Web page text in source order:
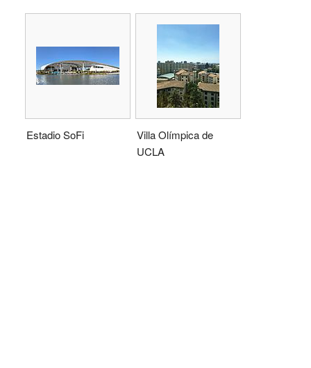
Estadio SoFi
Villa Olímpica de
UCLA